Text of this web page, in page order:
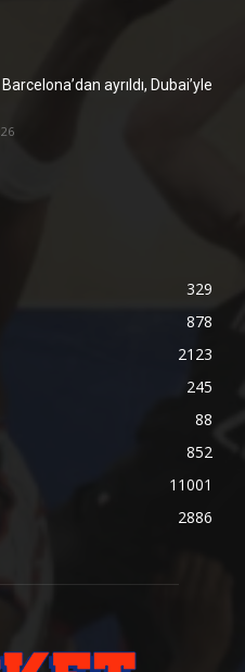
ayrıldı, Dubai’yle
329
878
2123
245
88
852
11001
2886